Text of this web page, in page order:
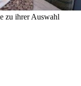
zu ihrer Auswahl